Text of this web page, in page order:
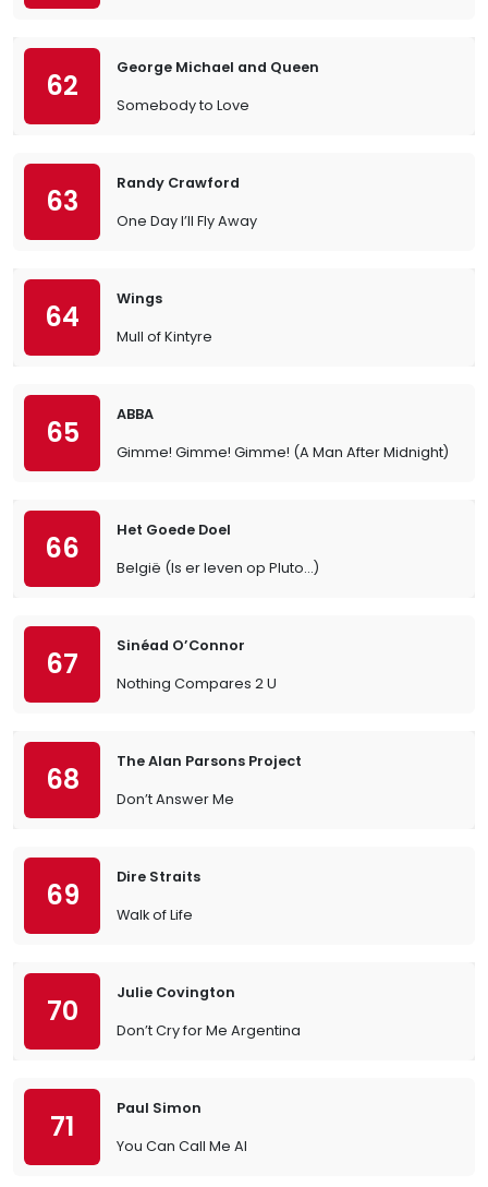
62
George Michael and Queen
Somebody to Love
63
Randy Crawford
One Day I’ll Fly Away
64
Wings
Mull of Kintyre
65
ABBA
Gimme! Gimme! Gimme! (A Man After Midnight)
66
Het Goede Doel
België (Is er leven op Pluto…)
67
Sinéad O’Connor
Nothing Compares 2 U
68
The Alan Parsons Project
Don’t Answer Me
69
Dire Straits
Walk of Life
70
Julie Covington
Don’t Cry for Me Argentina
71
Paul Simon
You Can Call Me Al